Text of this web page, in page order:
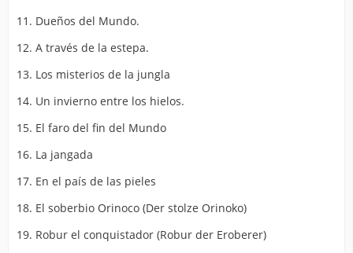
11. Dueños del Mundo.
12. A través de la estepa.
13. Los misterios de la jungla
14. Un invierno entre los hielos.
15. El faro del fin del Mundo
16. La jangada
17. En el país de las pieles
18. El soberbio Orinoco (Der stolze Orinoko)
19. Robur el conquistador (Robur der Eroberer)